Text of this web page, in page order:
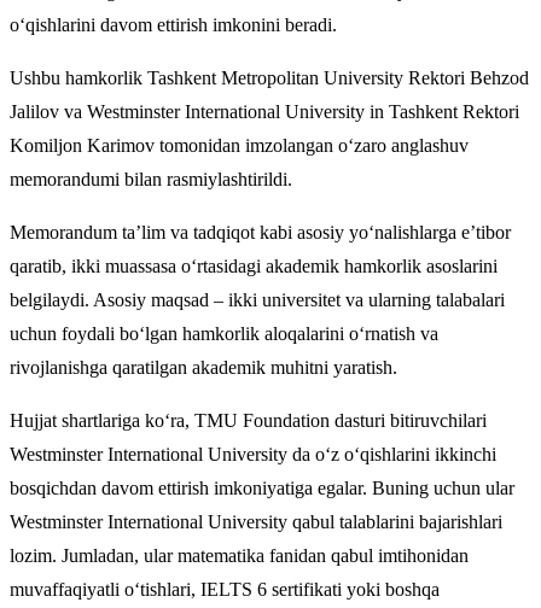
o‘qishlarini davom ettirish imkonini beradi.
Ushbu hamkorlik Tashkent Metropolitan University Rektori Behzod
Jalilov va Westminster International University in Tashkent Rektori
Komiljon Karimov tomonidan imzolangan o‘zaro anglashuv
memorandumi bilan rasmiylashtirildi.
Memorandum ta’lim va tadqiqot kabi asosiy yo‘nalishlarga e’tibor
qaratib, ikki muassasa o‘rtasidagi akademik hamkorlik asoslarini
belgilaydi. Asosiy maqsad – ikki universitet va ularning talabalari
uchun foydali bo‘lgan hamkorlik aloqalarini o‘rnatish va
rivojlanishga qaratilgan akademik muhitni yaratish.
Hujjat shartlariga ko‘ra, TMU Foundation dasturi bitiruvchilari
Westminster International University da o‘z o‘qishlarini ikkinchi
bosqichdan davom ettirish imkoniyatiga egalar. Buning uchun ular
Westminster International University qabul talablarini bajarishlari
lozim. Jumladan, ular matematika fanidan qabul imtihonidan
muvaffaqiyatli o‘tishlari, IELTS 6 sertifikati yoki boshqa